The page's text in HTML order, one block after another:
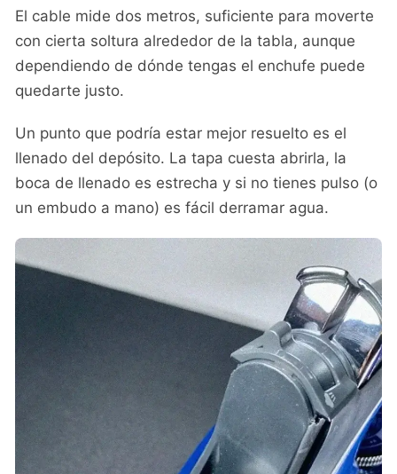
El cable mide dos metros, suficiente para moverte
con cierta soltura alrededor de la tabla, aunque
dependiendo de dónde tengas el enchufe puede
quedarte justo.
Un punto que podría estar mejor resuelto es el
llenado del depósito. La tapa cuesta abrirla, la
boca de llenado es estrecha y si no tienes pulso (o
un embudo a mano) es fácil derramar agua.